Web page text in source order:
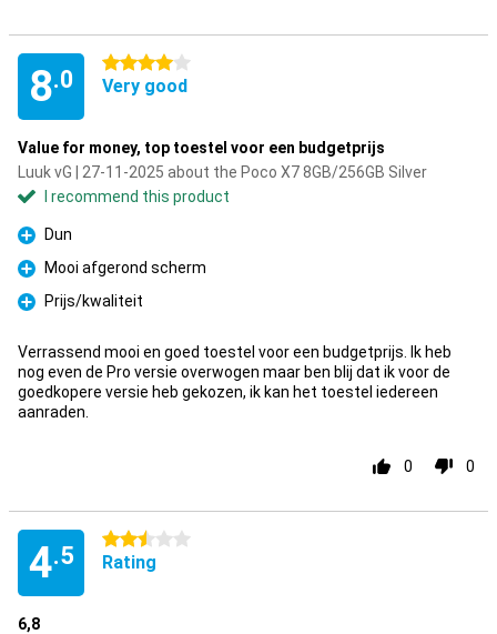
8.0
4 stars
Very good
Value for money, top toestel voor een budgetprijs
Luuk vG | 27-11-2025 about the Poco X7 8GB/256GB Silver
I recommend this product
Pro
Dun
Pro
Mooi afgerond scherm
Pro
Prijs/kwaliteit
Verrassend mooi en goed toestel voor een budgetprijs. Ik heb
nog even de Pro versie overwogen maar ben blij dat ik voor de
goedkopere versie heb gekozen, ik kan het toestel iedereen
aanraden.
0 0
4.5
2.5 stars
Rating
6,8